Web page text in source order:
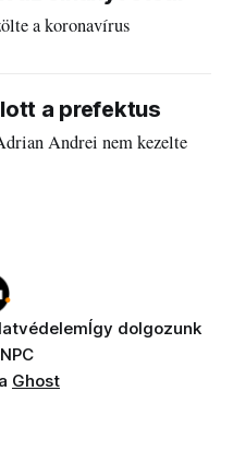
a koronavírus
a prefektus
Andrei nem kezelte
Így dolgozunk
Ghost